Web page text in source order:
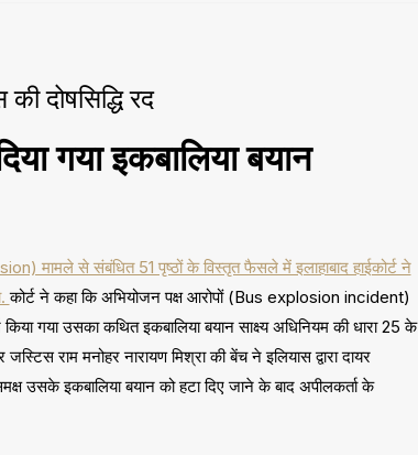
दोषसिद्धि रद
गया इकबालिया बयान
मामले से संबंधित 51 पृष्ठों के विस्तृत फैसले में इलाहाबाद हाईकोर्ट ने
कोर्ट ने कहा कि अभियोजन पक्ष आरोपों (Bus explosion incident)
गया उसका कथित इकबालिया बयान साक्ष्य अधिनियम की धारा 25 के
राम मनोहर नारायण मिश्रा की बेंच ने इलियास द्वारा दायर
उसके इकबालिया बयान को हटा दिए जाने के बाद अपीलकर्ता के